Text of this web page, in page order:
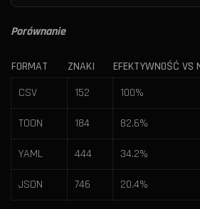
Porównanie
FORMAT ZNAKI
EFEKTYWNOŚĆ VS
CSV
152 100%
TOON 184 82.6%
YAML 444 34.2%
JSON 746 20.4%